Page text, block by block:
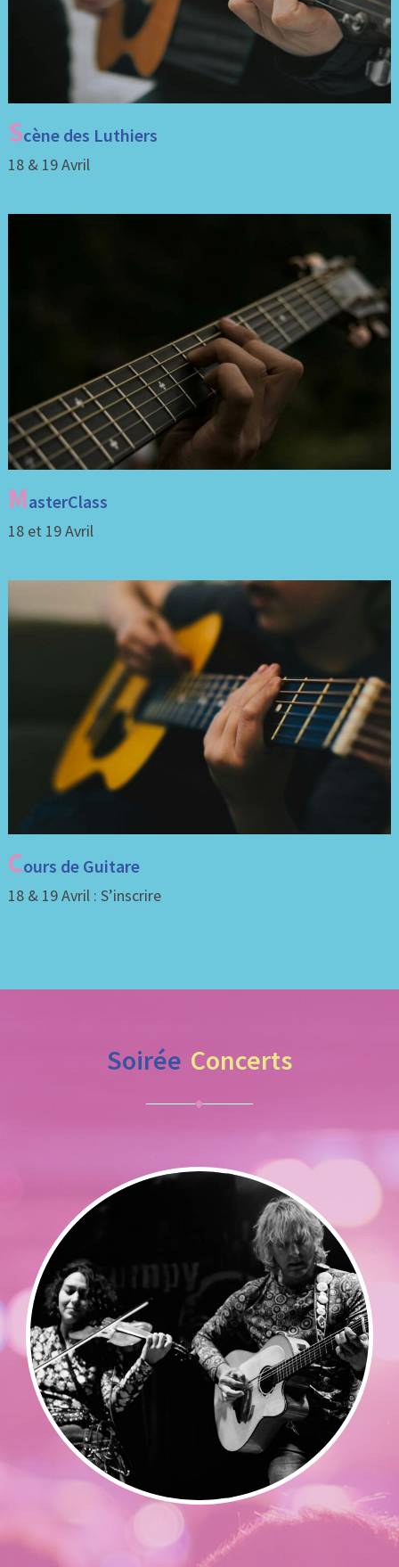
Scène des Luthiers
18 & 19 Avril
MasterClass
18 et 19 Avril
Cours de Guitare
18 & 19 Avril : S’inscrire
Soirée Concerts